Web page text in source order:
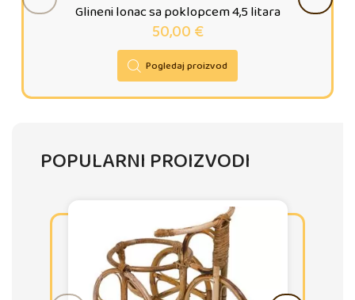
Glineni lonac sa poklopcem 4,5 litara
50,00€
Pogledaj proizvod
POPULARNI PROIZVODI